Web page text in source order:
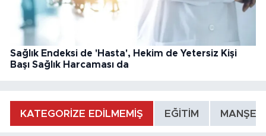
Sağlık Endeksi de 'Hasta', Hekim de Yetersiz Kişi
Başı Sağlık Harcaması da
KATEGORİZE EDİLMEMİŞ EĞİTİM MANŞET